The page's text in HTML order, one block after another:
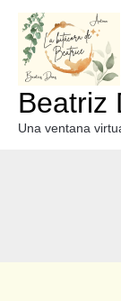
Beatriz
Una ventana